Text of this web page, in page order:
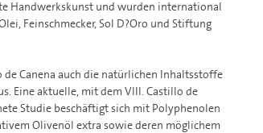
Handwerkskunst und wurden international
Feinschmecker, Sol D?Oro und Stiftung
Canena auch die natürlichen Inhaltsstoffe
Eine aktuelle, mit dem VIII. Castillo de
Studie beschäftigt sich mit Polyphenolen
Olivenöl extra sowie deren möglichem